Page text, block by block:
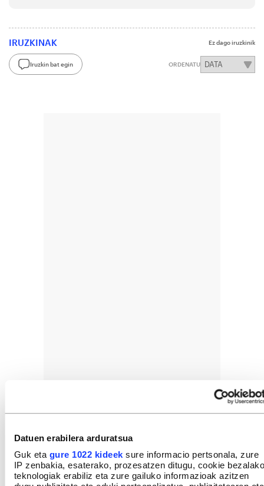
Datuen erabilera arduratsua
Guk eta gure 1022 kideek sure informacio pertsonala, zure
IP zenbakia, esaterako, prozesatzen ditugu, cookie bezalako
teknologiak erabiliz eta zure gailuko informazioak azitzen
IRUZKINAK Ez dago iruzkinik
Iruzkin bat egin ORDENATU